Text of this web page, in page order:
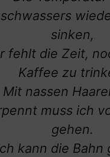
sinken,
fehlt die Zeit,
Kaffee zu
Mit nassen
muss ich
gehen.
kann die Bahn